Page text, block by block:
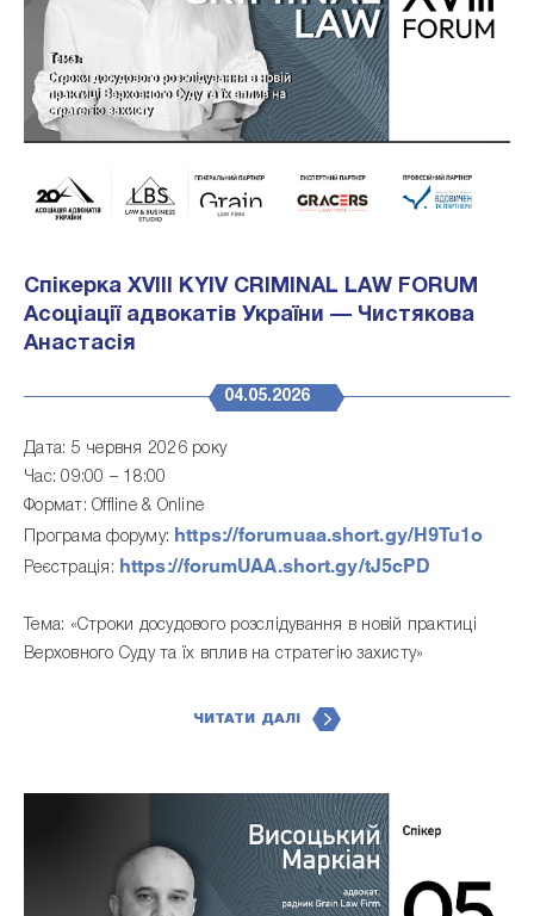
Спікерка XVIII KYIV CRIMINAL LAW FORUM
Асоціації адвокатів України — Чистякова
Анастасія
04.05.2026
Дата: 5 червня 2026 року
Час: 09:00 – 18:00
Формат: Offline & Online
Програма форуму: https://forumuaa.short.gy/H9Tu1o
Реєстрація: https://forumUAA.short.gy/tJ5cPD
Тема: «Строки досудового розслідування в новій практиці
Верховного Суду та їх вплив на стратегію захисту»
ЧИТАТИ ДАЛІ